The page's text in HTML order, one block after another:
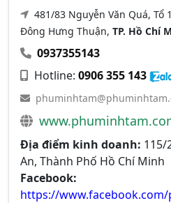
481/83 Nguyễn Văn Quá, Tổ
Đông Hưng Thuận, TP. Hồ Chí
0937355143
Hotline: 0906 355 143
Địa điểm kinh doanh: 115/
An, Thành Phố Hồ Chí Minh
Facebook:
https://